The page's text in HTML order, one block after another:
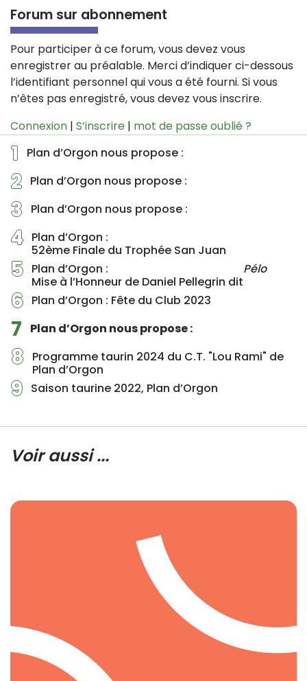
1 Plan d’Orgon nous propose :
2 Plan d’Orgon nous propose :
3 Plan d’Orgon nous propose :
4 Plan d’Orgon :
52ème Finale du Trophée San Juan
5 Plan d’Orgon :
Mise à l’Honneur de Daniel Pellegrin dit
Pélo
6 Plan d’Orgon : Fête du Club 2023
7 Plan d’Orgon nous propose :
8
Programme taurin 2024 du C.T. "Lou Rami" de
Plan d’Orgon
9 Saison taurine 2022, Plan d’Orgon
Forum sur abonnement
Pour participer à ce forum, vous devez vous
enregistrer au préalable. Merci d’indiquer ci-dessous
l’identifiant personnel qui vous a été fourni. Si vous
n’êtes pas enregistré, vous devez vous inscrire.
Connexion | S’inscrire | mot de passe oublié ?
Voir aussi ...